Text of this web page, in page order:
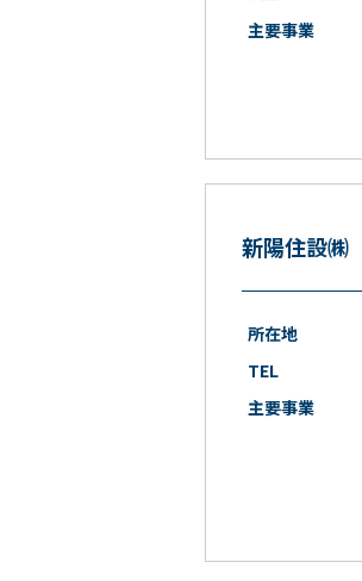
主要事業
新陽住設㈱
所在地
TEL
主要事業